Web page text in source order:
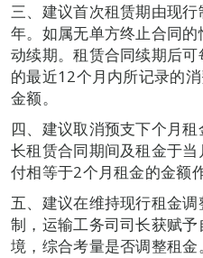
三、建议首次租赁期由现
年。如属无单方终止合同
动续期。租赁合同续期后
的最近12个月内所记录的
金额。
四、建议取消预支下个月
长租赁合同期间及租金于
付相等于2个月租金的金额
五、建议在维持现行租金
制，运输工务司司长获赋
境，综合考量是否调整租金。